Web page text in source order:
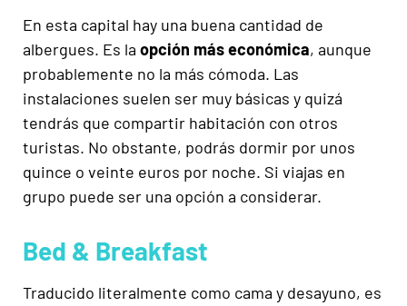
En esta capital hay una buena cantidad de
albergues. Es la opción más económica, aunque
probablemente no la más cómoda. Las
instalaciones suelen ser muy básicas y quizá
tendrás que compartir habitación con otros
turistas. No obstante, podrás dormir por unos
quince o veinte euros por noche. Si viajas en
grupo puede ser una opción a considerar.
Bed & Breakfast
Traducido literalmente como cama y desayuno, es